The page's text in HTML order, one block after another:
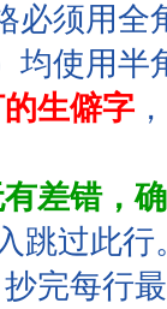
必须用全
均使用半
生僻字
差错，
跳过此行
完每行